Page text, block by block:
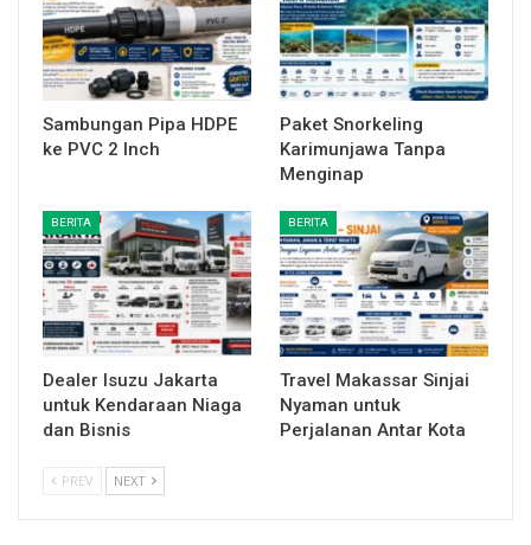
Sambungan Pipa HDPE
ke PVC 2 Inch
Paket Snorkeling
Karimunjawa Tanpa
Menginap
BERITA
Dealer Isuzu Jakarta
untuk Kendaraan Niaga
dan Bisnis
BERITA
Travel Makassar Sinjai
Nyaman untuk
Perjalanan Antar Kota
PREV NEXT